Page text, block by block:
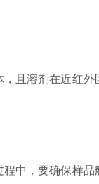
溶剂在近红外
，要确保样品